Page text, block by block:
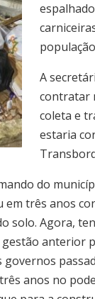
A
contratar
coleta e
estaria
do
em três anos
solo. Agora,
anterior
anos no